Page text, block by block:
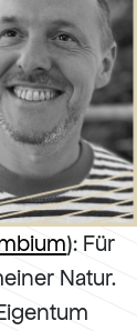
): Für
Natur.